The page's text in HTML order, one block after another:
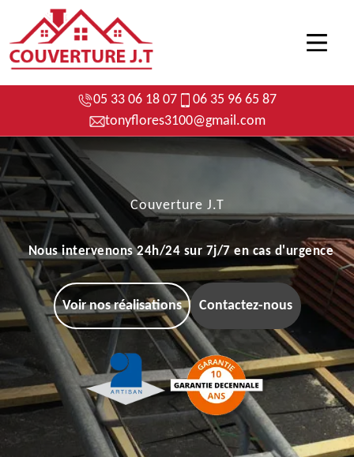
05 33 06 18 07
06 35 96 65 87
tonyflores3100@gmail.com
Couverture J.T
Nous intervenons 24h/24 sur 7j/7 en cas d'urgence
Voir nos réalisations Contactez-nous